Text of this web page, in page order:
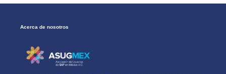
Acerca de nosotros